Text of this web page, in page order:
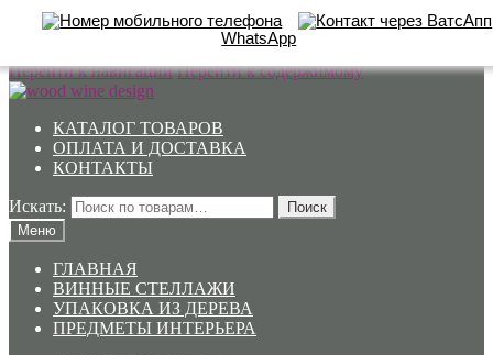
WhatsApp
Перейти к навигации Перейти к содержимому
КАТАЛОГ ТОВАРОВ
ОПЛАТА И ДОСТАВКА
КОНТАКТЫ
Искать:
Поиск
Меню
ГЛАВНАЯ
ВИННЫЕ СТЕЛЛАЖИ
УПАКОВКА ИЗ ДЕРЕВА
ПРЕДМЕТЫ ИНТЕРЬЕРА